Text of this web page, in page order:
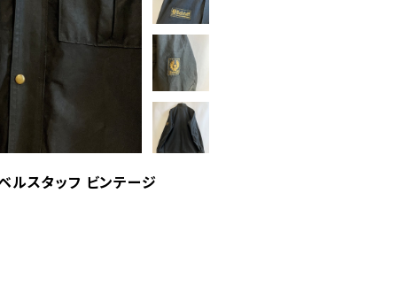
ルスタッフ ビンテージ